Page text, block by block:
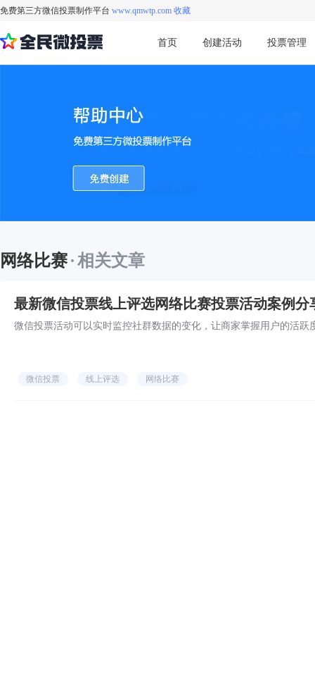
免费第三方微信投票制作平台 www.qmwtp.com 收藏
首页 创建活动 投票管理
网络比赛·相关文章
最新微信投票线上评选网络比赛投票活动案例分
微信投票活动可以实时监控社群数据的变化，让商家掌握用户的活跃
微信投票 线上评选 网络比赛